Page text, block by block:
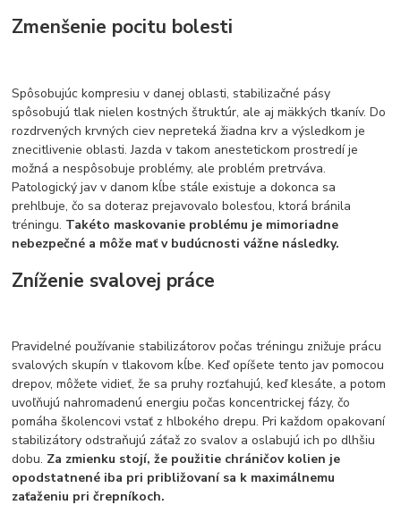
Zmenšenie pocitu bolesti
Spôsobujúc kompresiu v danej oblasti, stabilizačné pásy
spôsobujú tlak nielen kostných štruktúr, ale aj mäkkých tkanív. Do
rozdrvených krvných ciev nepreteká žiadna krv a výsledkom je
znecitlivenie oblasti. Jazda v takom anestetickom prostredí je
možná a nespôsobuje problémy, ale problém pretrváva.
Patologický jav v danom kĺbe stále existuje a dokonca sa
prehlbuje, čo sa doteraz prejavovalo bolesťou, ktorá bránila
tréningu. Takéto maskovanie problému je mimoriadne
nebezpečné a môže mať v budúcnosti vážne následky.
Zníženie svalovej práce
Pravidelné používanie stabilizátorov počas tréningu znižuje prácu
svalových skupín v tlakovom kĺbe. Keď opíšete tento jav pomocou
drepov, môžete vidieť, že sa pruhy rozťahujú, keď klesáte, a potom
uvoľňujú nahromadenú energiu počas koncentrickej fázy, čo
pomáha školencovi vstať z hlbokého drepu. Pri každom opakovaní
stabilizátory odstraňujú záťaž zo svalov a oslabujú ich po dlhšiu
dobu. Za zmienku stojí, že použitie chráničov kolien je
opodstatnené iba pri približovaní sa k maximálnemu
zaťaženiu pri črepníkoch.